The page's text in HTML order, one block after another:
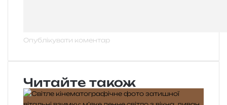
Читайте також